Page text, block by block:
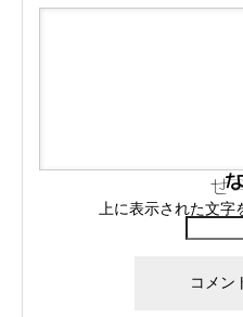
上に表示された文字